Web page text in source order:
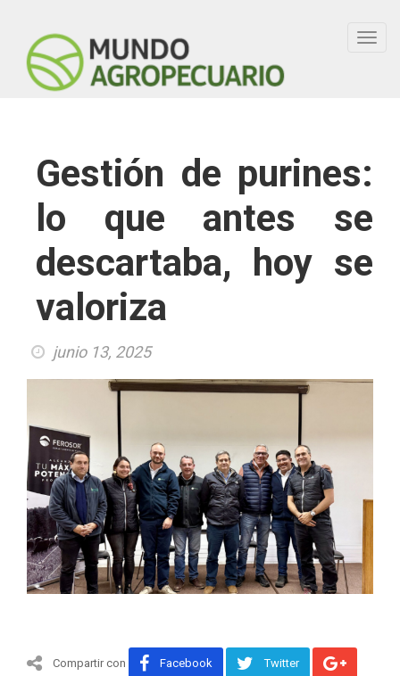
Gestión de purines:
lo que antes se
descartaba, hoy se
valoriza
junio 13, 2025
Compartir con Facebook Twitter